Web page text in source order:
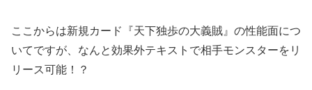
ここからは新規カード『天下独歩の大義賊』の性能面につ
いてですが、なんと効果外テキストで相手モンスターをリ
リース可能！？